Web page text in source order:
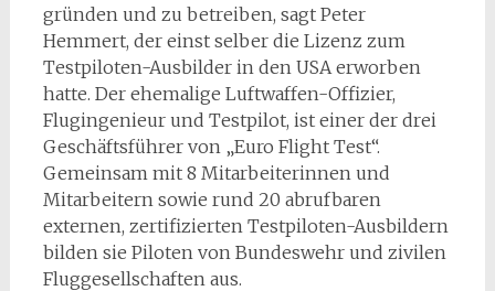
gründen und zu betreiben, sagt Peter
Hemmert, der einst selber die Lizenz zum
Testpiloten-Ausbilder in den USA erworben
hatte. Der ehemalige Luftwaffen-Offizier,
Flugingenieur und Testpilot, ist einer der drei
Geschäftsführer von „Euro Flight Test“.
Gemeinsam mit 8 Mitarbeiterinnen und
Mitarbeitern sowie rund 20 abrufbaren
externen, zertifizierten Testpiloten-Ausbildern
bilden sie Piloten von Bundeswehr und zivilen
Fluggesellschaften aus.